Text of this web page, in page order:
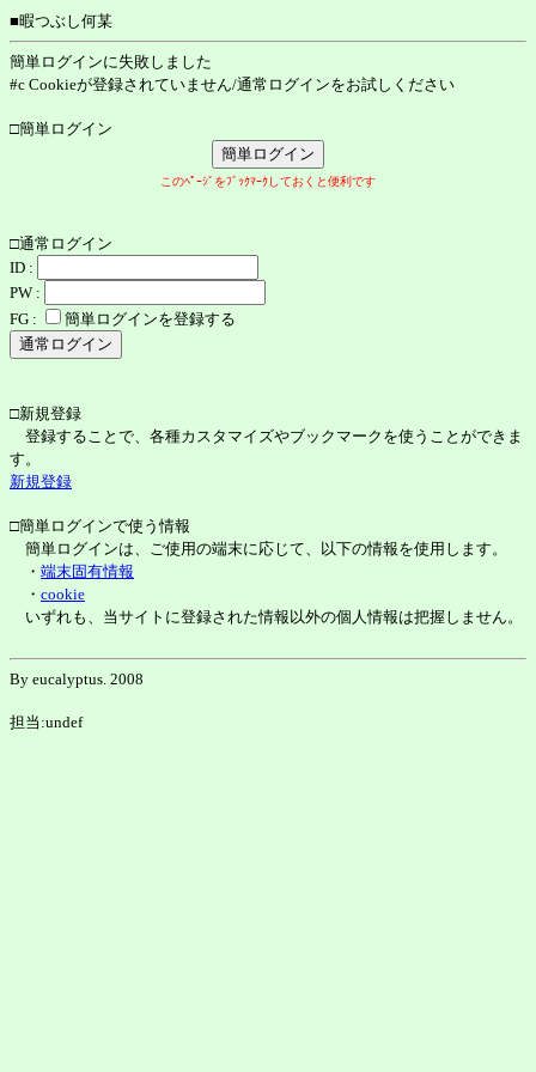
■暇つぶし何某
簡単ログインに失敗しました
#c Cookieが登録されていません/通常ログインをお試しください
□簡単ログイン
このﾍﾟｰｼﾞをﾌﾞｯｸﾏｰｸしておくと便利です
□通常ログイン
ID :
PW :
FG :
簡単ログインを登録する
□新規登録
登録することで、各種カスタマイズやブックマークを使うことができま
す。
新規登録
□簡単ログインで使う情報
簡単ログインは、ご使用の端末に応じて、以下の情報を使用します。
・ 端末固有情報
・ cookie
いずれも、当サイトに登録された情報以外の個人情報は把握しません。
By eucalyptus. 2008
担当:undef